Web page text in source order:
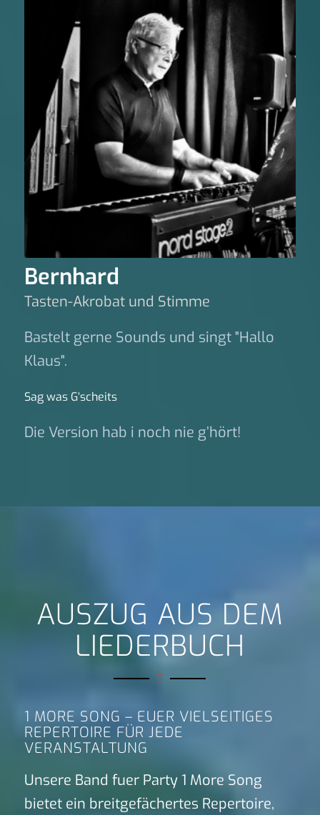
Bernhard
Tasten-Akrobat und Stimme
Bastelt gerne Sounds und singt "Hallo
Klaus".
Sag was G‘scheits
Die Version hab i noch nie g’hört!
AUSZUG AUS DEM
LIEDERBUCH
1 MORE SONG – EUER VIELSEITIGES
REPERTOIRE FÜR JEDE
VERANSTALTUNG
Unsere Band fuer Party 1 More Song
bietet ein breitgefächertes Repertoire,